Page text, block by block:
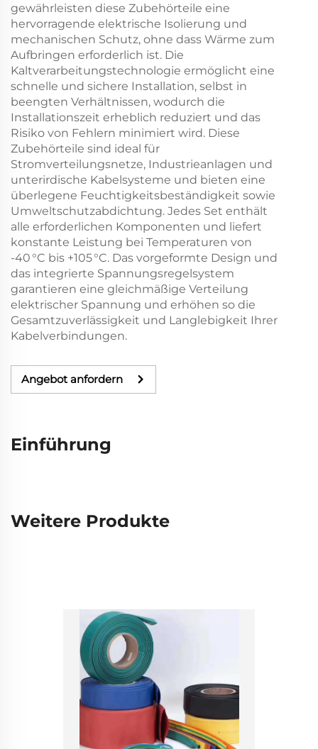
gewährleisten diese Zubehörteile eine
hervorragende elektrische Isolierung und
mechanischen Schutz, ohne dass Wärme zum
Aufbringen erforderlich ist. Die
Kaltverarbeitungstechnologie ermöglicht eine
schnelle und sichere Installation, selbst in
beengten Verhältnissen, wodurch die
Installationszeit erheblich reduziert und das
Risiko von Fehlern minimiert wird. Diese
Zubehörteile sind ideal für
Stromverteilungsnetze, Industrieanlagen und
unterirdische Kabelsysteme und bieten eine
überlegene Feuchtigkeitsbeständigkeit sowie
Umweltschutzabdichtung. Jedes Set enthält
alle erforderlichen Komponenten und liefert
konstante Leistung bei Temperaturen von
-40 °C bis +105 °C. Das vorgeformte Design und
das integrierte Spannungsregelsystem
garantieren eine gleichmäßige Verteilung
elektrischer Spannung und erhöhen so die
Gesamtzuverlässigkeit und Langlebigkeit Ihrer
Kabelverbindungen.
Angebot anfordern
Einführung
Weitere Produkte